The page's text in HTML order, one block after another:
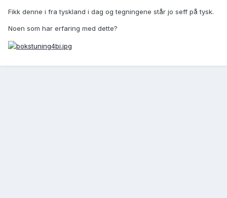
Fikk denne i fra tyskland i dag og tegningene står jo seff på tysk.
Noen som har erfaring med dette?